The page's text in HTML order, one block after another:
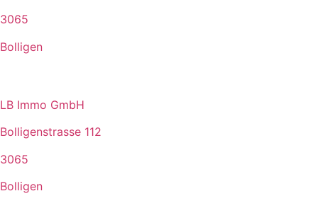
3065
Bolligen
LB Immo GmbH
Bolligenstrasse 112
3065
Bolligen